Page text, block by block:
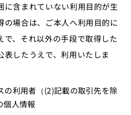
に含まれていない利用目的が生
の場合は、ご本人へ利用目的に
で、それ以外の手段で取得した
表したうえで、利用いたしま
の利用者（(2)記載の取引先を除
個人情報